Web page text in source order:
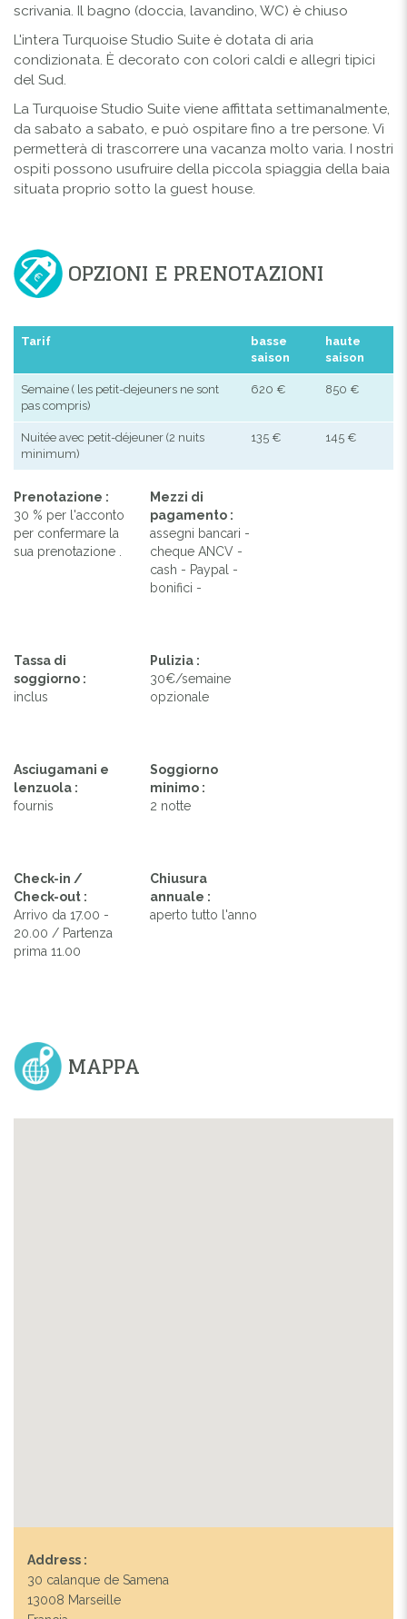
scrivania. Il bagno (doccia, lavandino, WC) è chiuso
L'intera Turquoise Studio Suite è dotata di aria
condizionata. È decorato con colori caldi e allegri tipici
del Sud.
La Turquoise Studio Suite viene affittata settimanalmente,
da sabato a sabato, e può ospitare fino a tre persone. Vi
permetterà di trascorrere una vacanza molto varia. I nostri
ospiti possono usufruire della piccola spiaggia della baia
situata proprio sotto la guest house.
OPZIONI E PRENOTAZIONI
Tarif
basse
saison
haute
saison
Semaine ( les petit-dejeuners ne sont
pas compris)
620 € 850 €
Nuitée avec petit-déjeuner (2 nuits
minimum)
135 € 145 €
Prenotazione :
30 % per l'acconto
per confermare la
sua prenotazione .
Mezzi di
pagamento :
assegni bancari -
cheque ANCV -
cash - Paypal -
bonifici -
Tassa di
soggiorno :
inclus
Pulizia :
30€/semaine
opzionale
Asciugamani e
lenzuola :
fournis
Soggiorno
minimo :
2 notte
Check-in /
Check-out :
Arrivo da 17.00 -
20.00 / Partenza
prima 11.00
Chiusura
annuale :
aperto tutto l'anno
MAPPA
Address :
30 calanque de Samena
13008 Marseille